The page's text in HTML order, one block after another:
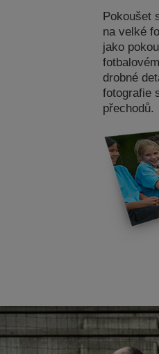
Pokoušet
na velké
jako
drobné
fotografie
přechodů.